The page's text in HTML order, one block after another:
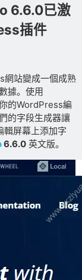
6.6.0已激
插件
網站變成一個成熟
據。使用
的WordPress編
的字段生成器讓
輯屏幕上添加字
6.6.0 英文版。